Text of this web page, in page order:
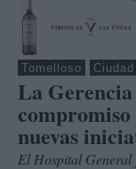
Tomelloso Ciudad
La
nuevas
El Hospital General